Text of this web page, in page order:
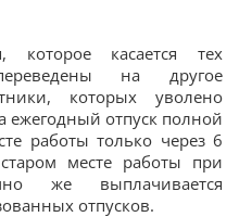
касается тех
на другое
которых уволено
ежегодный отпуск полной
работы только через 6
месте работы при
же выплачивается
отпусков.